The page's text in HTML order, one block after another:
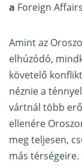
a Foreign
Amint az
elhúzódó,
követelő
néznie a
vártnál több
ellenére
meg teljesen,
más